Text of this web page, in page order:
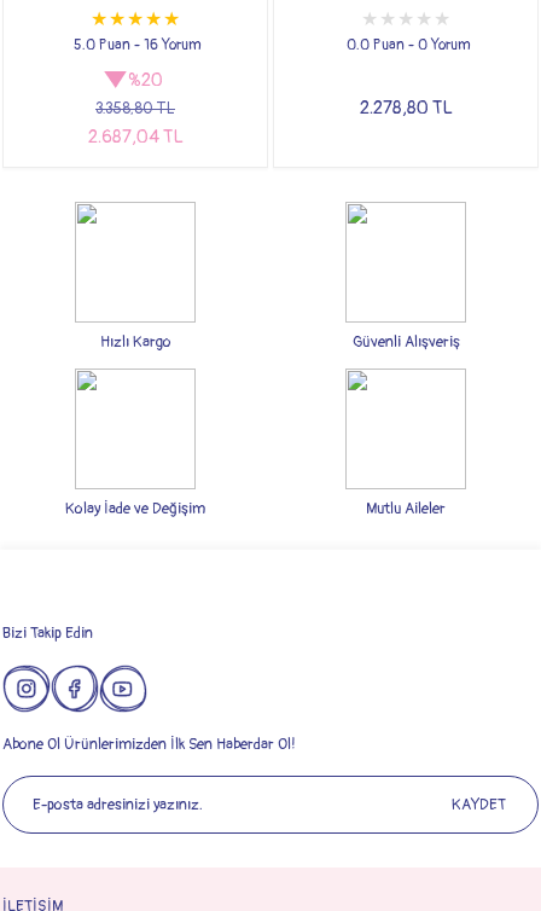
5.0 Puan - 16 Yorum
%20
3.358,80 TL
2.687,04 TL
0.0 Puan - 0 Yorum
2.278,80 TL
Hızlı Kargo Güvenli Alışveriş
Kolay İade ve Değişim Mutlu Aileler
Bizi Takip Edin
Abone Ol Ürünlerimizden İlk Sen Haberdar Ol!
KAYDET
İLETİŞİM